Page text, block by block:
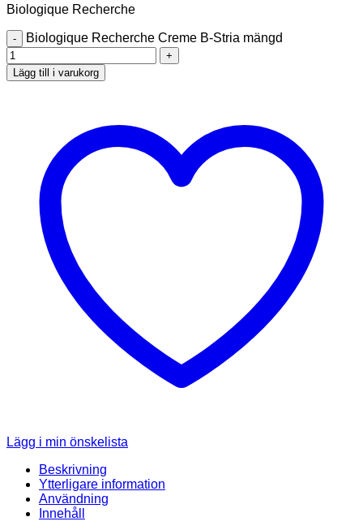
Biologique Recherche
Biologique Recherche Creme B-Stria mängd
Lägg till i varukorg
Lägg i min önskelista
Beskrivning
Ytterligare information
Användning
Innehåll